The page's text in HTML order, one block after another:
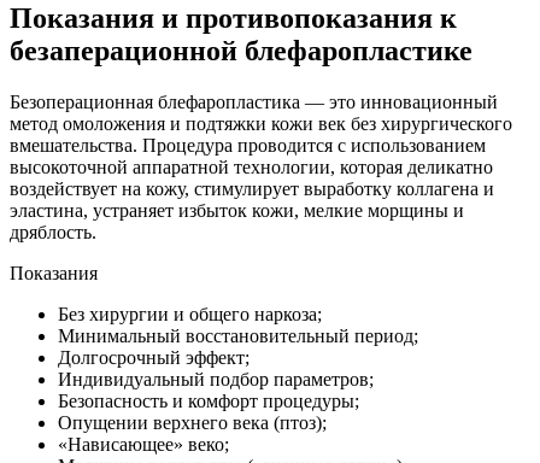
Показания и противопоказания к
безаперационной блефаропластике
Безоперационная блефаропластика — это инновационный
метод омоложения и подтяжки кожи век без хирургического
вмешательства. Процедура проводится с использованием
высокоточной аппаратной технологии, которая деликатно
воздействует на кожу, стимулирует выработку коллагена и
эластина, устраняет избыток кожи, мелкие морщины и
дряблость.
Показания
Без хирургии и общего наркоза;
Минимальный восстановительный период;
Долгосрочный эффект;
Индивидуальный подбор параметров;
Безопасность и комфорт процедуры;
Опущении верхнего века (птоз);
«Нависающее» веко;